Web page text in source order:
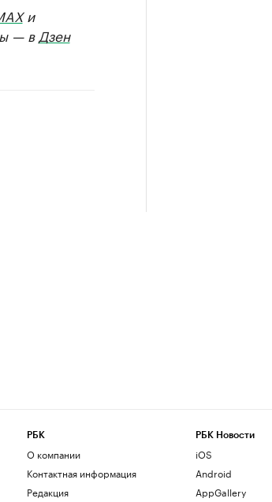
и
— в Дзен
РБК
О компании
Контактная информация
Редакция
РБК Новости
iOS
Android
AppGallery